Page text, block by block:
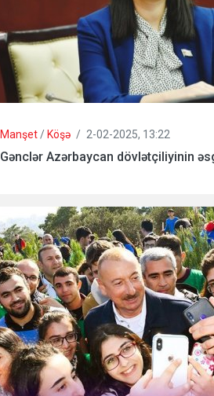
Manşet / Köşə / 2-02-2025, 13:22
Gənclər Azərbaycan dövlətçiliyinin